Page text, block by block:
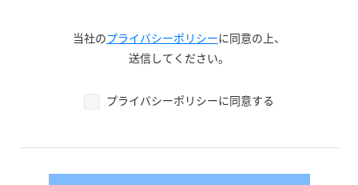
当社のプライバシーポリシーに同意の上、
送信してください。
プライバシーポリシーに同意する